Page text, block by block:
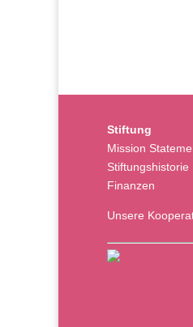
Stiftung
Mission
Stiftungshistorie
Finanzen
Unsere